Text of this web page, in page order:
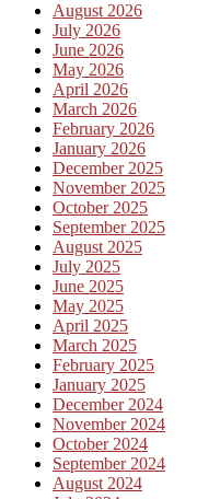
August 2026
July 2026
June 2026
May 2026
April 2026
March 2026
February 2026
January 2026
December 2025
November 2025
October 2025
September 2025
August 2025
July 2025
June 2025
May 2025
April 2025
March 2025
February 2025
January 2025
December 2024
November 2024
October 2024
September 2024
August 2024